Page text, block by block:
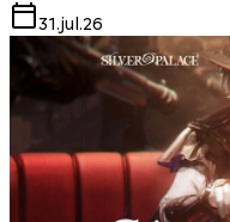
31.jul.26